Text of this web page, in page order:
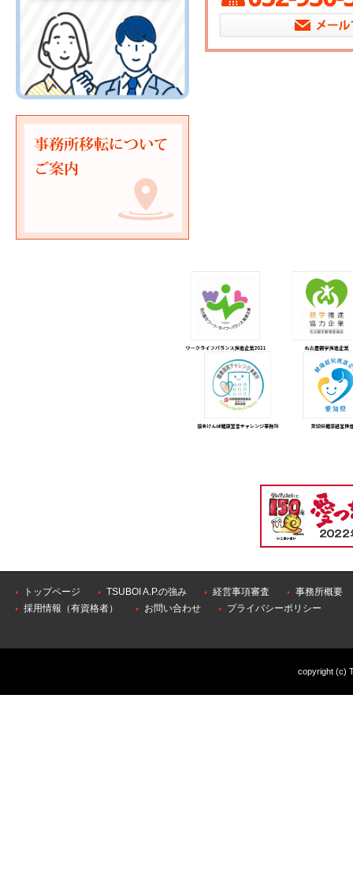
トップページ TSUBOI A.P.の強み 経営事項審査
事務所概要
採用情報（有資格者）
お問い合わせ プライバシーポリシー
copyright (c)